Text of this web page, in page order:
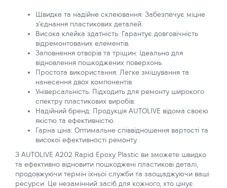
Швидке та надійне склеювання: Забезпечує міцне
з'єднання пластикових деталей.
Висока клейка здатність: Гарантує довговічність
відремонтованих елементів.
Заповнення отворів та тріщин: Ідеально для
відновлення пошкоджених поверхонь.
Простота використання: Легке змішування та
нанесення двох компонентів.
Універсальність: Підходить для ремонту широкого
спектру пластикових виробів.
Надійний бренд: Продукція AUTOLIVE відома своєю
якістю та ефективністю.
Гарна ціна: Оптимальне співвідношення вартості та
високої ефективності ремонту.
З AUTOLIVE A202 Rapid Epoxy Plastic ви зможете швидко
та ефективно відновити пошкоджені пластикові деталі,
продовжуючи термін їхньої служби та заощаджуючи ваші
ресурси. Це незамінний засіб для кожного, хто цінує